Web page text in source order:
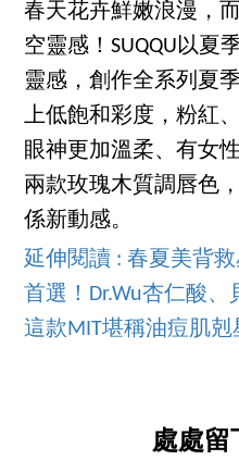
春天花卉鮮嫩浪漫，
空靈感！SUQQU以夏
靈感，創作全系列夏
上低飽和彩度，粉紅
眼神更加溫柔、有女
兩款玫瑰木質調唇色
係新動感。
延伸閱讀 : 春夏美背
首選！Dr.Wu杏仁酸、
這款MIT堪稱油痘肌剋
處處留